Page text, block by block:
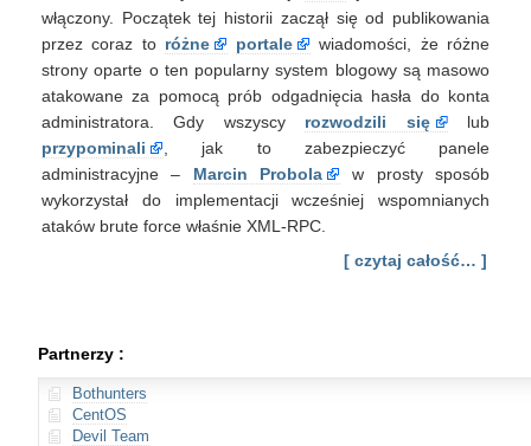
Force
i
DDoS
włączony. Początek tej historii zaczął się od publikowania
przez coraz to różne portale
wiadomości, że różne
strony oparte o ten popularny system blogowy są masowo
atakowane za pomocą prób odgadnięcia hasła do konta
administratora. Gdy wszyscy rozwodzili się
lub
przypominali
, jak to zabezpieczyć panele
administracyjne – Marcin Probola
w prosty sposób
wykorzystał do implementacji wcześniej wspomnianych
ataków brute force właśnie XML-RPC.
[ czytaj całość… ]
Partnerzy :
Bothunters
CentOS
Devil Team